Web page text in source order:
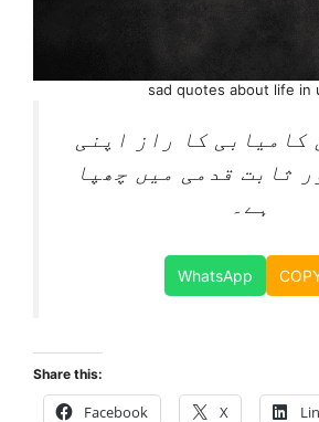
sad quotes about life in
کامیابی کا راز اپنی
ثابت قدمی میں چھپا
ہے۔
WhatsApp
Share this:
Facebook X